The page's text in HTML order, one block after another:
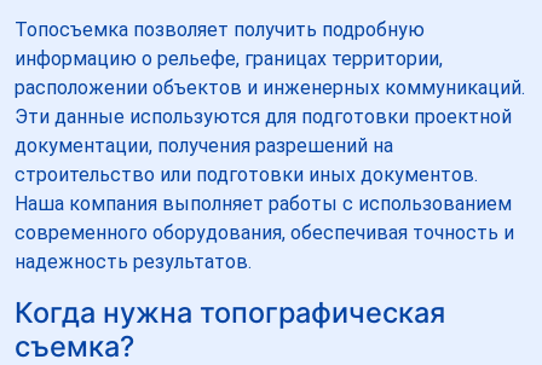
Топосъемка позволяет получить подробную
информацию о рельефе, границах территории,
расположении объектов и инженерных коммуникаций.
Эти данные используются для подготовки проектной
документации, получения разрешений на
строительство или подготовки иных документов.
Наша компания выполняет работы с использованием
современного оборудования, обеспечивая точность и
надежность результатов.
Когда нужна топографическая
съемка?